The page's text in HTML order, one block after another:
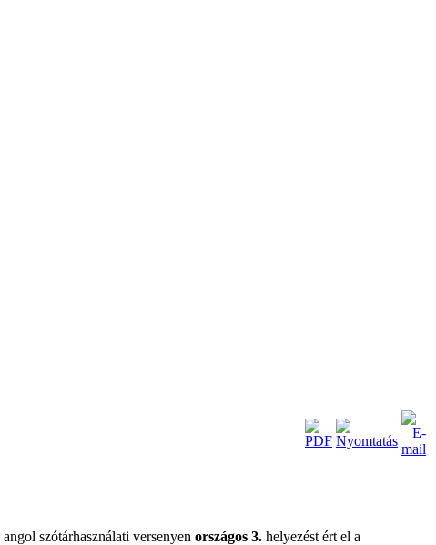
angol szótárhasználati versenyen országos 3. helyezést ért el a